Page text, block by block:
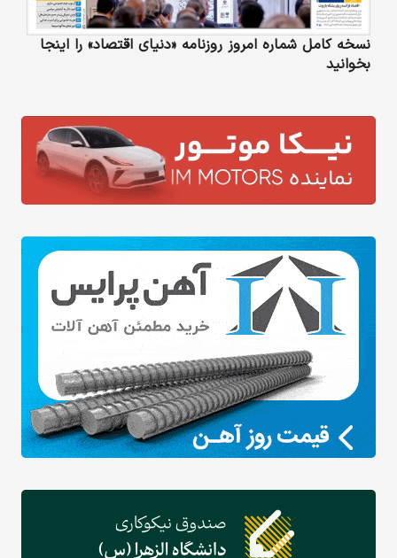
نسخه کامل شماره امروز روزنامه «دنیای‌ اقتصاد» را اینجا
بخوانید